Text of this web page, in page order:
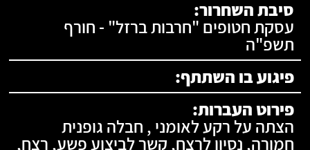
סיבת השחרור:
עסקת חטופים "חרבות ברזל" - חורף
תשפ"ה
פיגוע בו השתתף:
פירוט העברות:
הצתה על רקע לאומני , חבלה גופנית
חמורה, נסיון לרצח, קשר לביצוע פשע, רצח,